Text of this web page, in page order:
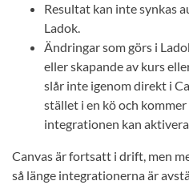
Resultat kan inte synkas
Ladok.
Ändringar som görs i
eller skapande av kurs
slår inte igenom direkt i
stället i en kö och
integrationen kan
Canvas är fortsatt i drift, men
så länge integrationerna är